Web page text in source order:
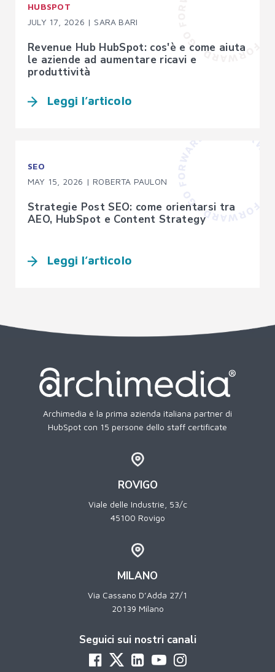
HUBSPOT
JULY 17, 2026 | SARA BARI
Revenue Hub HubSpot: cos'è e come aiuta
le aziende ad aumentare ricavi e
produttività
Leggi l’articolo
SEO
MAY 15, 2026 | ROBERTA PAULON
Strategie Post SEO: come orientarsi tra
AEO, HubSpot e Content Strategy
Leggi l’articolo
Archimedia è la prima azienda italiana partner di
HubSpot con 15 persone dello staff certificate
ROVIGO
Viale delle Industrie, 53/c
45100 Rovigo
MILANO
Via Cassano D’Adda 27/1
20139 Milano
Seguici sui nostri canali